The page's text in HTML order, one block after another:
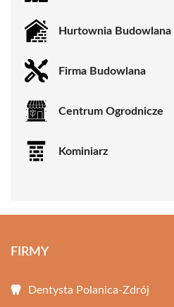
Hurtownia Budowlana
Firma Budowlana
Centrum Ogrodnicze
Kominiarz
FIRMY
Dentysta Polanica-Zdrój